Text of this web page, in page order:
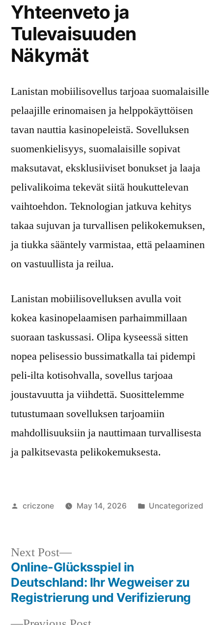
Yhteenveto ja
Tulevaisuuden
Näkymät
Lanistan mobiilisovellus tarjoaa suomalaisille
pelaajille erinomaisen ja helppokäyttöisen
tavan nauttia kasinopeleistä. Sovelluksen
suomenkielisyys, suomalaisille sopivat
maksutavat, eksklusiiviset bonukset ja laaja
pelivalikoima tekevät siitä houkuttelevan
vaihtoehdon. Teknologian jatkuva kehitys
takaa sujuvan ja turvallisen pelikokemuksen,
ja tiukka sääntely varmistaa, että pelaaminen
on vastuullista ja reilua.
Lanistan mobiilisovelluksen avulla voit
kokea kasinopelaamisen parhaimmillaan
suoraan taskussasi. Olipa kyseessä sitten
nopea pelisessio bussimatkalla tai pidempi
peli-ilta kotisohvalla, sovellus tarjoaa
joustavuutta ja viihdettä. Suosittelemme
tutustumaan sovelluksen tarjoamiin
mahdollisuuksiin ja nauttimaan turvallisesta
ja palkitsevasta pelikokemuksesta.
criczone May 14, 2026 Uncategorized
Next Post
Online-Glücksspiel in
Deutschland: Ihr Wegweiser zu
Registrierung und Verifizierung